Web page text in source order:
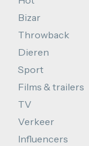
Bizar
Throwback
Dieren
Sport
Films & trailers
TV
Verkeer
Influencers